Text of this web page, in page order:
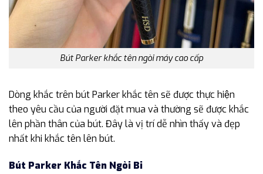
Bút Parker khắc tên ngòi máy cao cấp
Dòng khắc trên bút Parker khắc tên sẽ được thực hiện
theo yêu cầu của người đặt mua và thường sẽ được khắc
lên phần thân của bút. Đây là vị trí dễ nhìn thấy và đẹp
nhất khi khắc tên lên bút.
Bút Parker Khắc Tên Ngòi Bi